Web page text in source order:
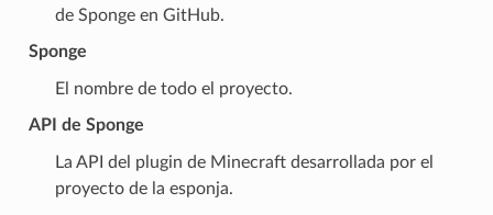
de Sponge en GitHub.
Sponge
El nombre de todo el proyecto.
API de Sponge
La API del plugin de Minecraft desarrollada por el
proyecto de la esponja.